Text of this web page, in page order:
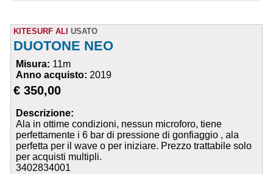
KITESURF ALI USATO
DUOTONE NEO
Misura: 11m
Anno acquisto: 2019
€ 350,00
Descrizione:
Ala in ottime condizioni, nessun microforo, tiene
perfettamente i 6 bar di pressione di gonfiaggio , ala
perfetta per il wave o per iniziare. Prezzo trattabile solo
per acquisti multipli.
3402834001